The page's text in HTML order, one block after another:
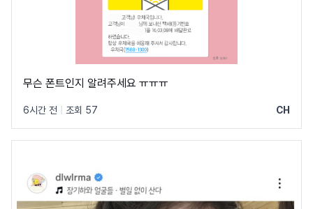
무슨 폰트인지 알려주세요 ㅠㅠㅠ
6시간 전 조회 57 CH